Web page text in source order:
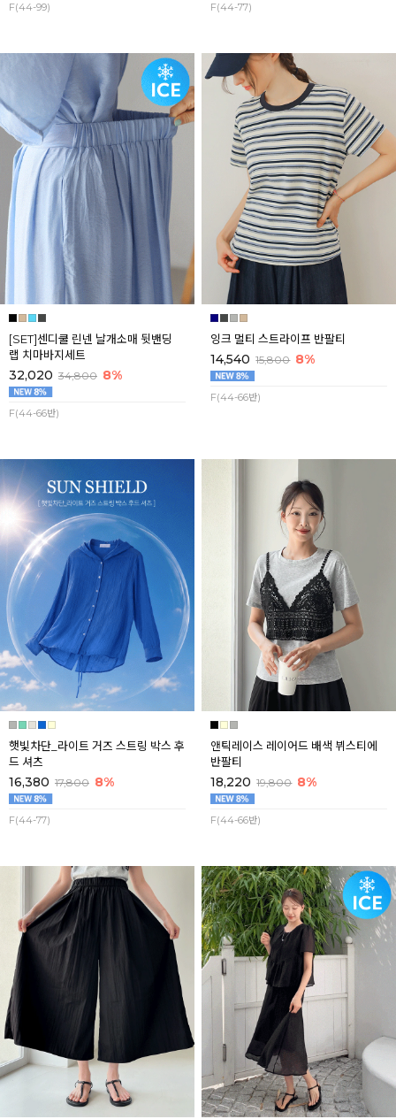
F(44-99) F(44-77)
[SET]센디쿨 린넨 날개소매 뒷밴딩
랩 치마바지세트
32,020 34,800 8%
F(44-66반)
잉크 멀티 스트라이프 반팔티
14,540 15,800 8%
F(44-66반)
햇빛차단_라이트 거즈 스트링 박스 후
드 셔츠
16,380 17,800 8%
F(44-77)
앤틱레이스 레이어드 배색 뷔스티에
반팔티
18,220 19,800 8%
F(44-66반)